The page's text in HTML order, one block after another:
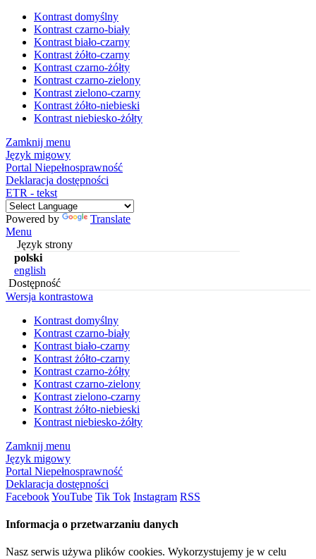
Kontrast domyślny
Kontrast czarno-biały
Kontrast biało-czarny
Kontrast żółto-czarny
Kontrast czarno-żółty
Kontrast czarno-zielony
Kontrast zielono-czarny
Kontrast żółto-niebieski
Kontrast niebiesko-żółty
Zamknij menu
Język migowy
Portal Niepełnosprawność
Deklaracja dostępności
ETR - tekst
Powered by
Translate
Menu
Język strony
polski
english
Dostępność
Wersja kontrastowa
Kontrast domyślny
Kontrast czarno-biały
Kontrast biało-czarny
Kontrast żółto-czarny
Kontrast czarno-żółty
Kontrast czarno-zielony
Kontrast zielono-czarny
Kontrast żółto-niebieski
Kontrast niebiesko-żółty
Zamknij menu
Język migowy
Portal Niepełnosprawność
Deklaracja dostępności
FacebookYouTube Tik Tok Instagram RSS
Informacja o przetwarzaniu danych
Nasz serwis używa plików cookies. Wykorzystujemy je w celu